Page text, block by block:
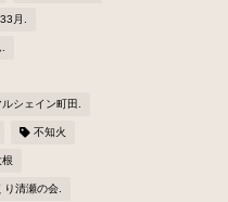
月.
シェイン町田.
不知火
根
り清瀬の会.